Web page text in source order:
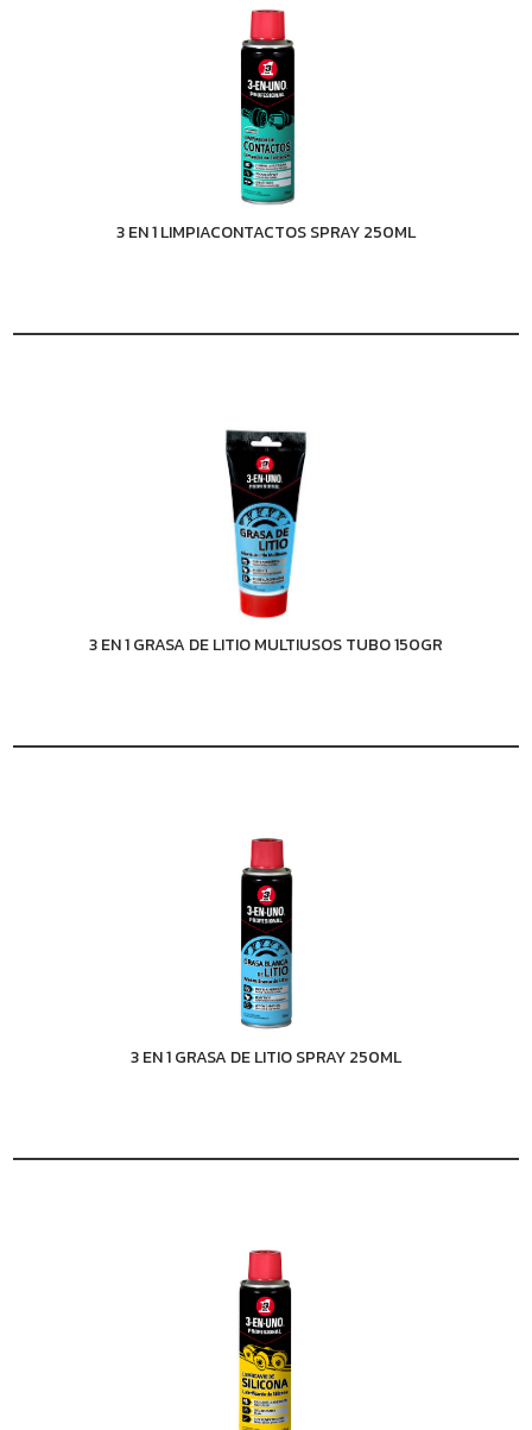
3 EN 1 LIMPIACONTACTOS SPRAY 250ML
3 EN 1 GRASA DE LITIO MULTIUSOS TUBO 150GR
3 EN 1 GRASA DE LITIO SPRAY 250ML